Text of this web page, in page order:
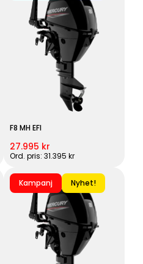
F8 MH EFI
27.995 kr
Ord. pris: 31.395 kr
Kampanj Nyhet!